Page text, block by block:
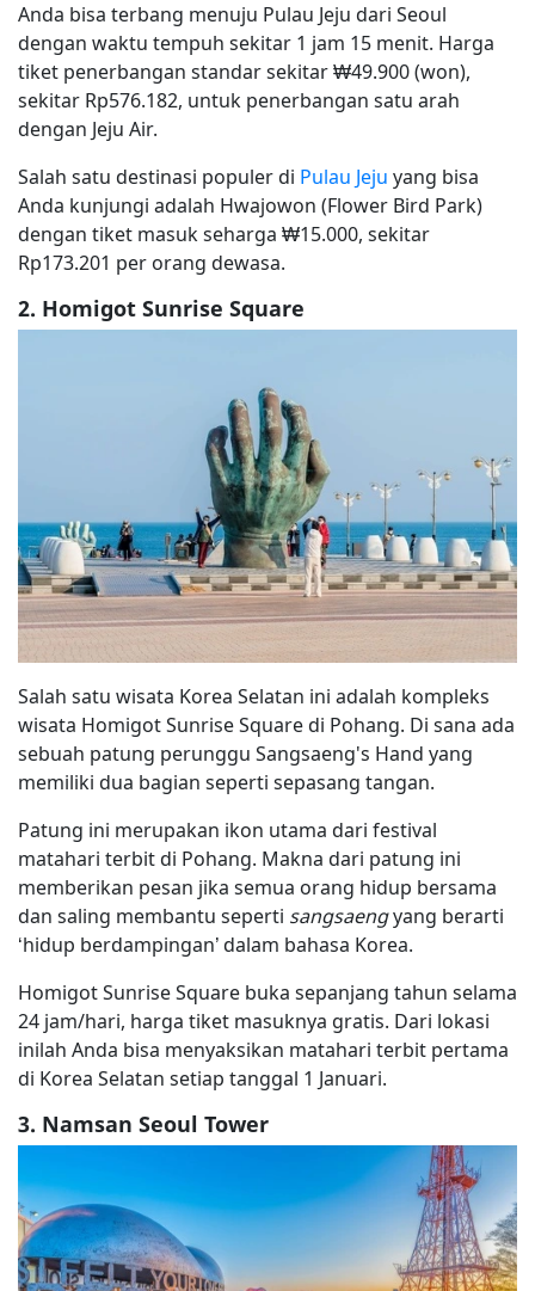
Anda bisa terbang menuju Pulau Jeju dari Seoul
dengan waktu tempuh sekitar 1 jam 15 menit. Harga
tiket penerbangan standar sekitar ₩49.900 (won),
sekitar Rp576.182, untuk penerbangan satu arah
dengan Jeju Air.
Salah satu destinasi populer di Pulau Jeju yang bisa
Anda kunjungi adalah Hwajowon (Flower Bird Park)
dengan tiket masuk seharga ₩15.000, sekitar
Rp173.201 per orang dewasa.
2. Homigot Sunrise Square
Salah satu wisata Korea Selatan ini adalah kompleks
wisata Homigot Sunrise Square di Pohang. Di sana ada
sebuah patung perunggu Sangsaeng's Hand yang
memiliki dua bagian seperti sepasang tangan.
Patung ini merupakan ikon utama dari festival
matahari terbit di Pohang. Makna dari patung ini
memberikan pesan jika semua orang hidup bersama
dan saling membantu seperti sangsaengyang berarti
‘hidup berdampingan’ dalam bahasa Korea.
Homigot Sunrise Square buka sepanjang tahun selama
24 jam/hari, harga tiket masuknya gratis. Dari lokasi
inilah Anda bisa menyaksikan matahari terbit pertama
di Korea Selatan setiap tanggal 1 Januari.
3. Namsan Seoul Tower